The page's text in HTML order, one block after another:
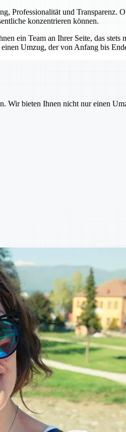
Professionalität und
konzentrieren können.
ein Team an Ihrer Seite, das
Umzug, der von Anfang bis
Wir bieten Ihnen nicht nur einen